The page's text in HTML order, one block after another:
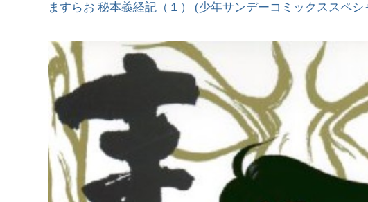
ますらお 秘本義経記（１） (少年サンデーコミックススペシ